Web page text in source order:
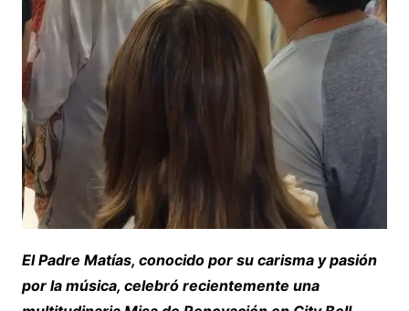
El Padre Matías, conocido por su carisma y pasión
por la música, celebró recientemente una